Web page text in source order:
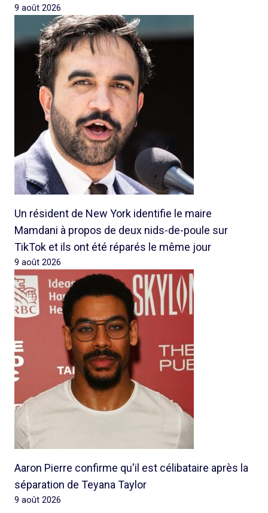
9 août 2026
Un résident de New York identifie le maire
Mamdani à propos de deux nids-de-poule sur
TikTok et ils ont été réparés le même jour
9 août 2026
Aaron Pierre confirme qu'il est célibataire après la
séparation de Teyana Taylor
9 août 2026